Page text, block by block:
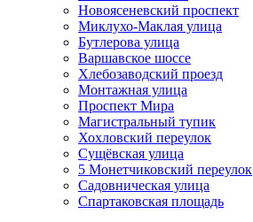
Новоясеневский проспект
Миклухо-Маклая улица
Бутлерова улица
Варшавское шоссе
Хлебозаводский проезд
Монтажная улица
Проспект Мира
Магистральный тупик
Хохловский переулок
Сущёвская улица
5 Монетчиковский переулок
Садовническая улица
Спартаковская площадь